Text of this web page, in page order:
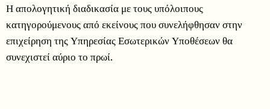
Η απολογητική διαδικασία με τους υπόλοιπους
κατηγορούμενους από εκείνους που συνελήφθησαν στην
επιχείρηση της Υπηρεσίας Εσωτερικών Υποθέσεων θα
συνεχιστεί αύριο το πρωί.